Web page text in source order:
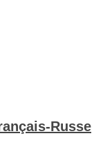
Russe